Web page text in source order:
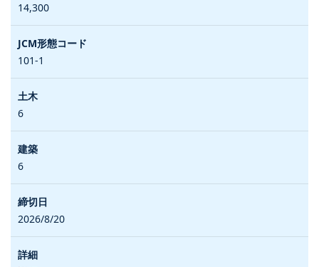
14,300
101-1
6
6
2026/8/20